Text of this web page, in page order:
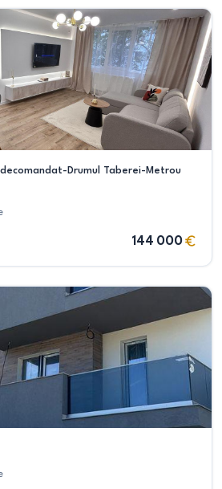
Drumul Taberei-Metrou
144 000